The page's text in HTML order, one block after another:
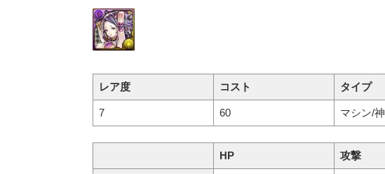
レア度 コスト タイプ
7 60 マシン/神
HP 攻撃